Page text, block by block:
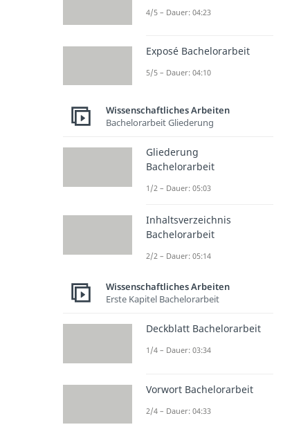
4/5 – Dauer: 04:23
Exposé Bachelorarbeit
5/5 – Dauer: 04:10
Wissenschaftliches Arbeiten
Bachelorarbeit Gliederung
Gliederung
Bachelorarbeit
1/2 – Dauer: 05:03
Inhaltsverzeichnis
Bachelorarbeit
2/2 – Dauer: 05:14
Wissenschaftliches Arbeiten
Erste Kapitel Bachelorarbeit
Deckblatt Bachelorarbeit
1/4 – Dauer: 03:34
Vorwort Bachelorarbeit
2/4 – Dauer: 04:33